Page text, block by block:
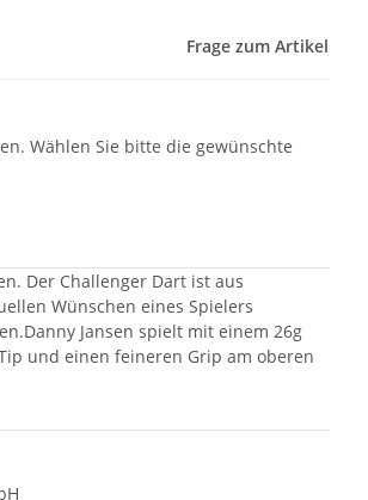
Frage zum Artikel
Wählen Sie bitte die gewünschte
Der Challenger Dart ist aus
Wünschen eines Spielers
Jansen spielt mit einem 26g
und einen feineren Grip am oberen